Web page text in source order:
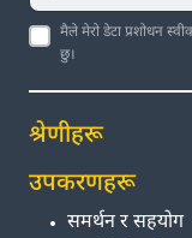
मैले मेरो डेटा प्रशोधन
छु।
श्रेणीहरू
उपकरणहरू
समर्थन र सहयोग